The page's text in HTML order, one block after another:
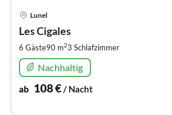
Lunel
Les Cigales
6 Gäste90 m23 Schlafzimmer
Nachhaltig
ab 108€/ Nacht